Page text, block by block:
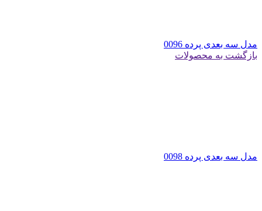
مدل سه بعدی پرده 0096
بازگشت به محصولات
مدل سه بعدی پرده 0098